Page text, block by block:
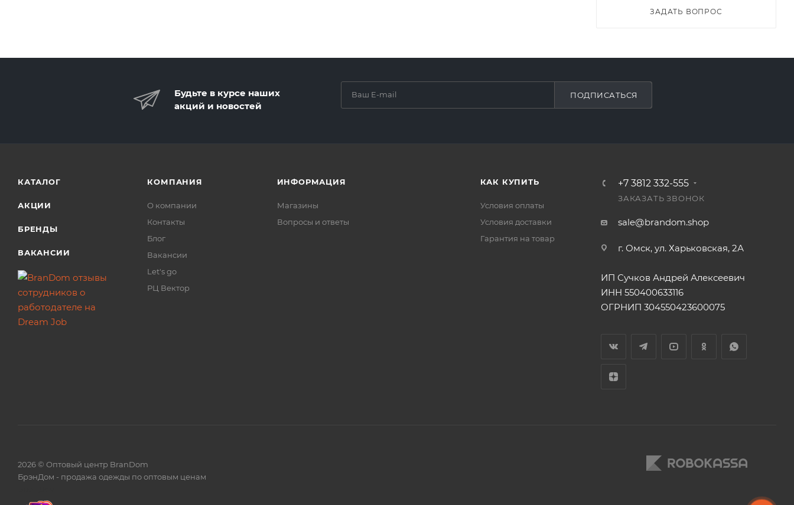
ЗАДАТЬ ВОПРОС
Будьте в курсе наших
акций и новостей
ПОДПИСАТЬСЯ
КАТАЛОГ
АКЦИИ
БРЕНДЫ
ВАКАНСИИ
КОМПАНИЯ
О компании
Контакты
Блог
Вакансии
Let's go
РЦ Вектор
ИНФОРМАЦИЯ
Магазины
Вопросы и ответы
КАК КУПИТЬ
Условия оплаты
Условия доставки
Гарантия на товар
+7 3812 332-555
ЗАКАЗАТЬ ЗВОНОК
sale@brandom.shop
г. Омск, ул. Харьковская, 2А
ИП Сучков Андрей Алексеевич
ИНН 550400633116
ОГРНИП 304550423600075
2026 © Оптовый центр BranDom
БрэнДом - продажа одежды по оптовым ценам